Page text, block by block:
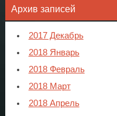
Архив записей
2017 Декабрь
2018 Январь
2018 Февраль
2018 Март
2018 Апрель